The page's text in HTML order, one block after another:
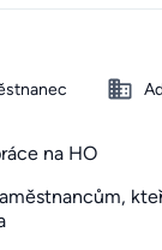
na HO